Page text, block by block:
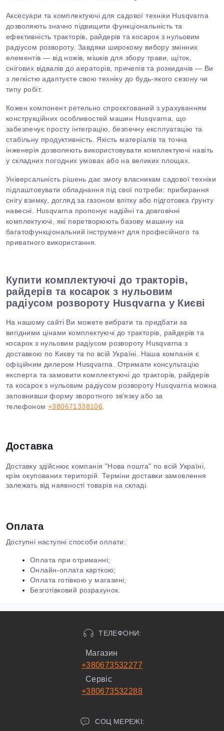
Аксесуари та комплектуючі для садової техніки Husqvarna
дозволяють значно підвищити функціональність та
ефективність тракторів, райдерів та косарок з нульовим
радіусом розвороту. Завдяки широкому вибору змінних
елементів — від ножів, мішків для збору трави, щіток,
снігових відвалів до аераторів, причепів та розкидачів — Ви
з легкістю адаптуєте свою техніку до будь-якого сезону чи
типу робіт.
Кожен компонент ретельно спроєктований з урахуванням
конструкційних особливостей машин Husqvarna , що
забезпечує просту інтеграцію, безпечну експлуатацію та
стабільну продуктивність. Якість матеріалів та точна
інженерія дозволяють використовувати комплектуючі навіть
у складних погодних умовах або на великих площах.
Універсальність рішень дає змогу власникам садової техніки
підлаштовувати обладнання під свої потреби: прибирання
снігу взимку, догляд за газоном влітку або підготовка ґрунту
навесні. Husqvarna пропонує надійні та довговічні
комплектуючі, які перетворюють базову машину на
багатофункціональний інструмент для професійного та
приватного використання.
Купити комплектуючі до тракторів,
райдерів та косарок з нульовим
радіусом розвороту Husqvarna у Києві
На нашому сайті Ви можете вибрати та придбати за
вигідними цінами комплектуючі до тракторів, райдерів та
косарок з нульовим радіусом розвороту Husqvarna з
доставкою по Києву та по всій Україні. Наша компанія є
офіційним дилером Husqvarna. Отримати консультацію
експерта та замовити комплектуючі до тракторів, райдерів
та косарок з нульовим радіусом розвороту Husqvarna можна
заповнивши форму зворотного зв'язку або за
телефоном +380671338106
Доставка
Доставку здійснює компанія "Нова пошта" по всій Україні,
крім окупованих територій. Терміни доставки замовлення
залежать від наявності товарів на складі.
Оплата
Доступні наступні способи оплати:
Оплата при отриманні;
Онлайн-оплата карткою;
Оплата готівкою у магазині;
Безготівковий розрахунок.
ТЕЛЕФОНИ:
Магазин
+380673532277
Сервіс
+380673532288
СОЦ МЕРЕЖІ: